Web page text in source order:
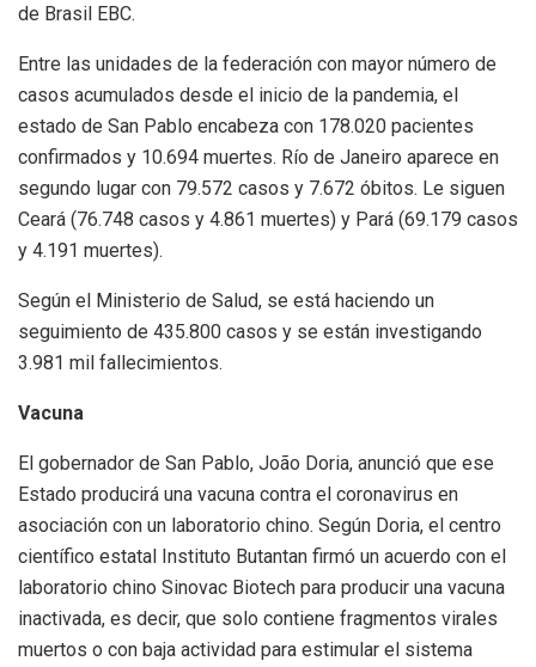
de Brasil EBC.
Entre las unidades de la federación con mayor número de
casos acumulados desde el inicio de la pandemia, el
estado de San Pablo encabeza con 178.020 pacientes
confirmados y 10.694 muertes. Río de Janeiro aparece en
segundo lugar con 79.572 casos y 7.672 óbitos. Le siguen
Ceará (76.748 casos y 4.861 muertes) y Pará (69.179 casos
y 4.191 muertes).
Según el Ministerio de Salud, se está haciendo un
seguimiento de 435.800 casos y se están investigando
3.981 mil fallecimientos.
Vacuna
El gobernador de San Pablo, João Doria, anunció que ese
Estado producirá una vacuna contra el coronavirus en
asociación con un laboratorio chino. Según Doria, el centro
científico estatal Instituto Butantan firmó un acuerdo con el
laboratorio chino Sinovac Biotech para producir una vacuna
inactivada, es decir, que solo contiene fragmentos virales
muertos o con baja actividad para estimular el sistema